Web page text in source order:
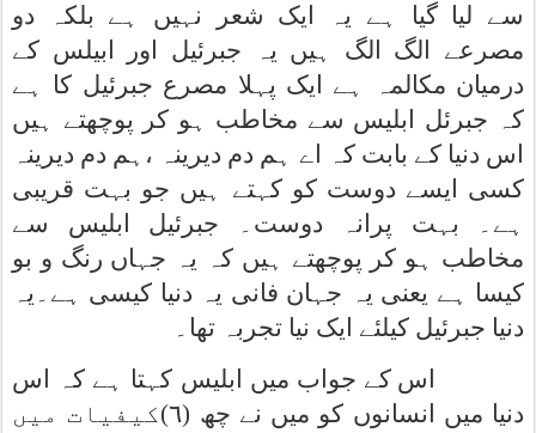
سے لیا گیا ہے یہ ایک شعر نہیں ہے بلکہ دو
مصرعے الگ الگ ہیں یہ جبرئیل اور ابیلس کے
درمیان مکالمہ ہے ایک پہلا مصرع جبرئیل کا ہے
کہ جبرئل ابلیس سے مخاطب ہو کر پوچھتے ہیں
اس دنیا کے بابت کہ اے ہم دم دیرینہ ،ہم دم دیرینہ
کسی ایسے دوست کو کہتے ہیں جو بہت قریبی
ہے۔ بہت پرانہ دوست۔ جبرئیل ابلیس سے
مخاطب ہو کر پوچھتے ہیں کہ یہ جہاں رنگ و بو
کیسا ہے یعنی یہ جہان فانی یہ دنیا کیسی ہے۔یہ
دنیا جبرئیل کیلئے ایک نیا تجربہ تھا۔
اس کے جواب میں ابلیس کہتا ہے کہ اس
دنیا میں انسانوں کو میں نے چھ (٦)کیفیات میں